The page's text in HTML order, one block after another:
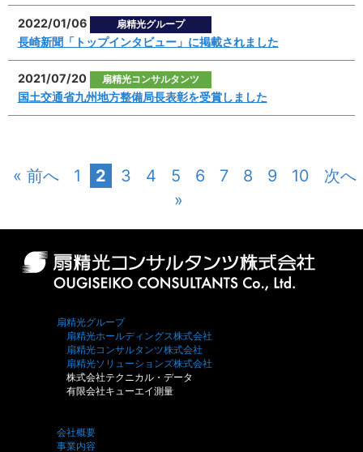
2022/01/06 扇精光グループ
長崎新聞「トップインタビュー」に掲載されました
2021/07/20 扇精光コンサルタンツ
国土交通省九州地方整備局長表彰を受賞しました
« 前へ 1 2 3 4 5 6 7 8 9 10
次へ
»
扇精光グループ
扇精光ホールディングス株式会社
扇精光コンサルタンツ株式会社
扇精光ソリューションズ株式会社
株式会社テクニカル・データ
有限会社キューエイ測量
会社概要
事業内容